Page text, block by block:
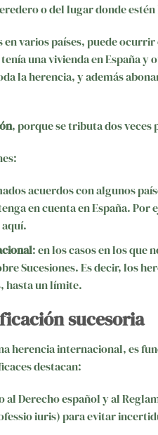
o del lugar donde estén
varios países, puede ocurrir
una vivienda en España
la herencia, y además
, porque se tributa dos veces
acuerdos con algunos
en cuenta en España.
: en los casos en los que
Sucesiones. Es decir, los
hasta un límite.
sucesoria
herencia internacional, es
destacan:
al Derecho español y al
iuris) para evitar